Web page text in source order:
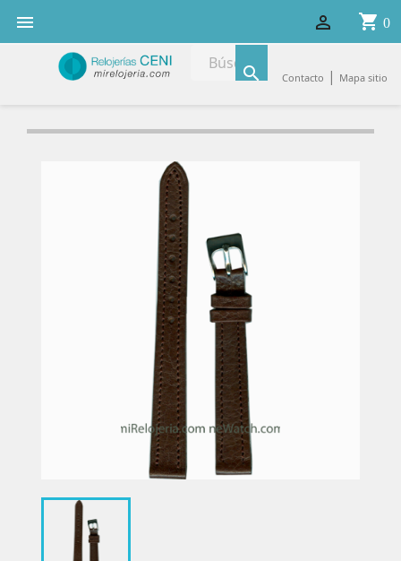
 shopping_cart 0

 Contacto | Mapa sitio